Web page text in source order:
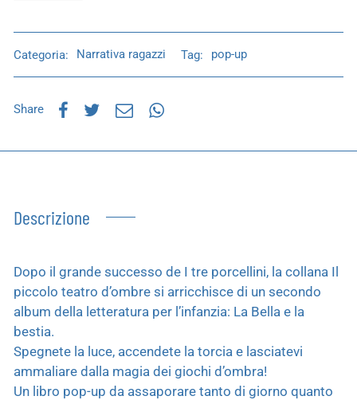
Categoria: Narrativa ragazzi Tag: pop-up
Share
Descrizione
Dopo il grande successo de I tre porcellini, la collana Il
piccolo teatro d’ombre si arricchisce di un secondo
album della letteratura per l’infanzia: La Bella e la
bestia.
Spegnete la luce, accendete la torcia e lasciatevi
ammaliare dalla magia dei giochi d’ombra!
Un libro pop-up da assaporare tanto di giorno quanto